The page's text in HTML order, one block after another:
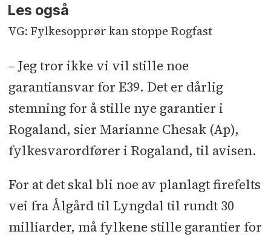
Les også
VG: Fylkesopprør kan stoppe Rogfast
– Jeg tror ikke vi vil stille noe
garantiansvar for E39. Det er dårlig
stemning for å stille nye garantier i
Rogaland, sier Marianne Chesak (Ap),
fylkesvarordfører i Rogaland, til avisen.
For at det skal bli noe av planlagt firefelts
vei fra Ålgård til Lyngdal til rundt 30
milliarder, må fylkene stille garantier for